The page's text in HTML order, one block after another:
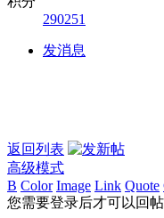
290251
发消息
返回列表
高级模式
B Color Image Link Quote
您需要登录后才可以回帖